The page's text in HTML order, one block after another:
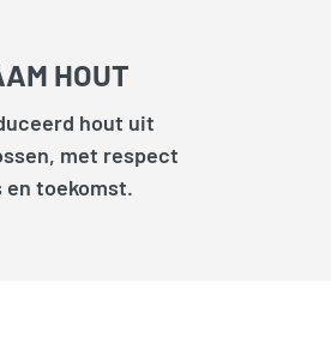
HOUT
hout uit
met respect
en toekomst.